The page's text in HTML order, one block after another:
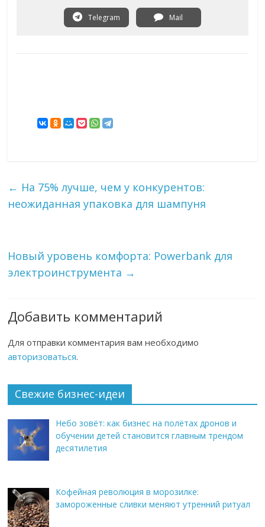
Telegram Mail
← На 75% лучше, чем у конкурентов:
неожиданная упаковка для шампуня
Новый уровень комфорта: Powerbank для
электроинструмента →
Добавить комментарий
Для отправки комментария вам необходимо
авторизоваться.
Свежие бизнес-идеи
Небо зовёт: как бизнес на полётах дронов и
обучении детей становится главным трендом
десятилетия
Кофейная революция в морозилке:
замороженные сливки меняют утренний ритуал